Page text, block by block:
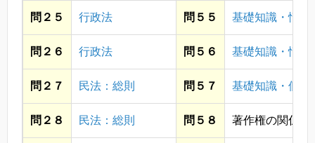
問２５ 行政法 問５５ 基礎知識・情報
問２６ 行政法 問５６ 基礎知識・情報
問２７ 民法：総則 問５７ 基礎知識・個人
問２８ 民法：総則 問５８ 著作権の関係上